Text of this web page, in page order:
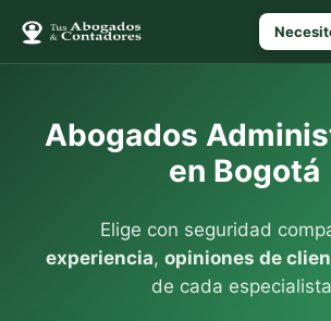
Abogados
en Bogotá
Elige con seguridad
experiencia, opiniones de
de cada